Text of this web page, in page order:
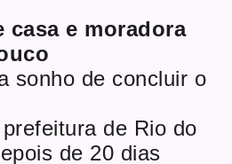
casa e moradora
sonho de concluir o
de Rio do
de 20 dias